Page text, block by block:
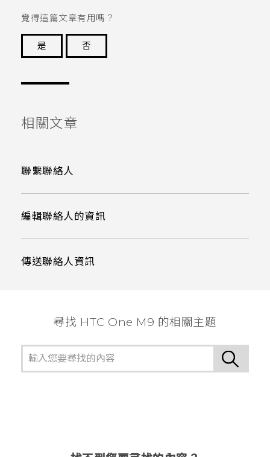
覺得這篇文章有用嗎？
是
否
相關文章
聯繫聯絡人
編輯聯絡人的資訊
傳送聯絡人資訊
尋找 HTC One M9 的相關主題